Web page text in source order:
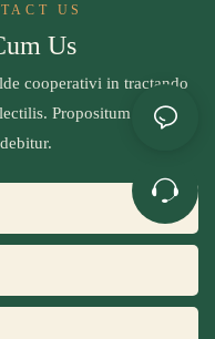
US
Us
cooperativi in ​​tractando
Propositum tuum